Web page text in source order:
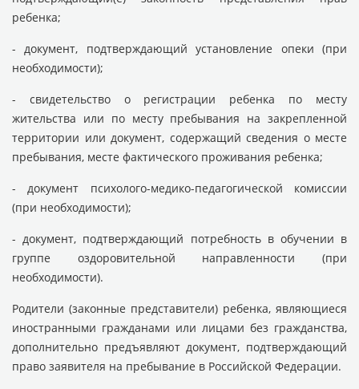
ребенка;
- документ, подтверждающий установление опеки (при
необходимости);
- свидетельство о регистрации ребенка по месту
жительства или по месту пребывания на закрепленной
территории или документ, содержащий сведения о месте
пребывания, месте фактического проживания ребенка;
- документ психолого-медико-педагогической комиссии
(при необходимости);
- документ, подтверждающий потребность в обучении в
группе оздоровительной направленности (при
необходимости).
Родители (законные представители) ребенка, являющиеся
иностранными гражданами или лицами без гражданства,
дополнительно предъявляют документ, подтверждающий
право заявителя на пребывание в Российской Федерации.